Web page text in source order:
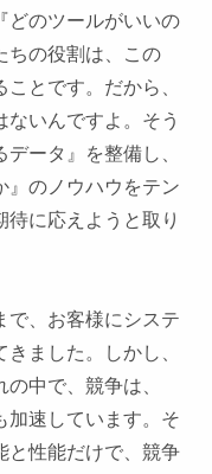
どのツールがいいの
ちの役割は、この
とです。だから、
いんですよ。そう
ータ』を整備し、
』のノウハウをテン
に応えようと取り
で、お客様にシステ
ました。しかし、
中で、競争は、
加速しています。そ
と性能だけで、競争